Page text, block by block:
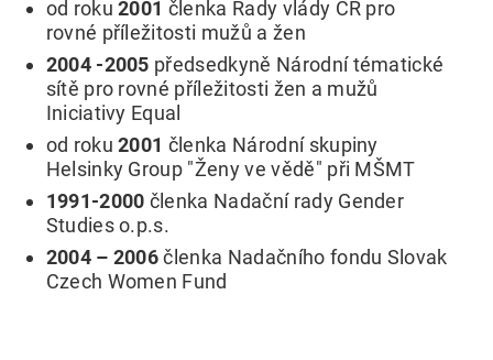
od roku2001 členka Rady vlády ČR pro
rovné příležitosti mužů a žen
2004 -2005 předsedkyně Národní tématické
sítě pro rovné příležitosti žen a mužů
Iniciativy Equal
od roku2001 členka Národní skupiny
Helsinky Group "Ženy ve vědě" při MŠMT
1991-2000 členka Nadační rady Gender
Studies o.p.s.
2004 – 2006členka Nadačního fondu Slovak
Czech Women Fund